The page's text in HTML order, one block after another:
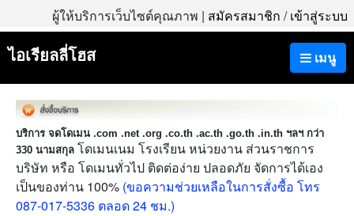
ผู้ให้บริการเว็บไซต์คุณภาพ | สมัครสมาชิก /เข้าสู่ระบบ
เมนู
ไอเรียลลี่โฮส
บริการ จดโดเมน .com .net .org .co.th .ac.th .go.th .in.th ฯลฯ กว่า
330 นามสกุล โดเมนเนม โรงเรียน หน่วยงาน ส่วนราชการ
บริษัท หรือ โดเมนทั่วไป ติดต่อง่าย ปลอดภัย จัดการได้เอง
เป็นของท่าน 100% (ขอความช่วยเหลือในการสั่งซื้อ โทร
087-017-5336 ตลอด 24 ชม.)